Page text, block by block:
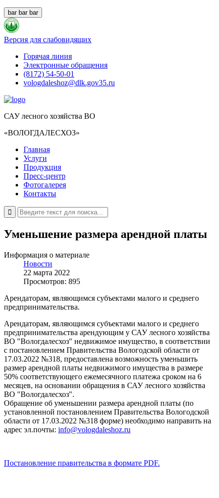
bar bar bar
Версия для слабовидящих
Горячая линия
Электронные обращения
(8172) 54-50-01
vologdaleshoz@dlk.gov35.ru
САУ лесного хозяйства ВО
«ВОЛОГДАЛЕСХОЗ»
Главная
Услуги
Продукция
Пресс-центр
Фотогалерея
Контакты
Уменьшение размера арендной платы
Информация о материале
Новости
22 марта 2022
Просмотров: 895
Арендаторам, являющимся субъектами малого и среднего
предпринимательства.
Арендаторам, являющимся субъектами малого и среднего
предпринимательства арендующим у САУ лесного хозяйства
ВО "Вологдалесхоз" недвижимое имущество, в соответствии
с постановлением Правительства Вологодской области от
17.03.2022 №318, предоставлена возможность уменьшить
размер арендной платы недвижимого имущества в размере
50% соответствующего ежемесячного платежа сроком на 6
месяцев, на основании обращения в САУ лесного хозяйства
ВО "Вологдалесхоз".
Обращение об уменьшении размера арендной платы (по
установленной постановлением Правительства Вологодской
области от 17.03.2022 №318 форме) необходимо направить на
адрес эл.почты: info@vologdaleshoz.ru
Постановление правительства в формате PDF.